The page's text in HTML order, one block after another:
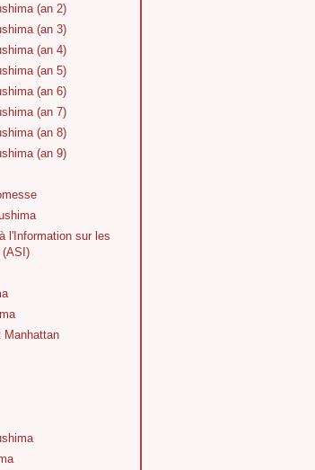
(an 2)
(an 3)
(an 4)
(an 5)
(an 6)
(an 7)
(an 8)
(an 9)
l'Information sur les
(ASI)
Manhattan